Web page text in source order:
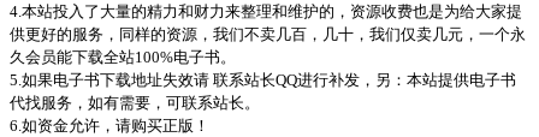
4.本站投入了大量的精力和财力来整理和维护的，资源收费也是为给大家提
供更好的服务，同样的资源，我们不卖几百，几十，我们仅卖几元，一个永
久会员能下载全站100%电子书。
5.如果电子书下载地址失效请 联系站长QQ进行补发，另：本站提供电子书
代找服务，如有需要，可联系站长。
6.如资金允许，请购买正版！